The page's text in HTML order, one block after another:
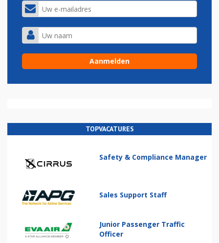
TOPVACATURES
Safety & Compliance Manager
Sales Support Staff
Junior Passenger Traffic
Officer